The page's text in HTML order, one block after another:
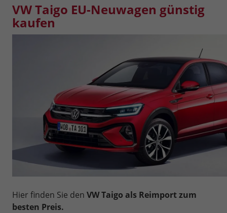
VW Taigo EU-Neuwagen günstig
kaufen
Hier finden Sie den VW Taigo als Reimport zum
besten Preis.